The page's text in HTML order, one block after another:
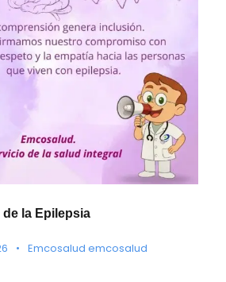
la Epilepsia
• Emcosalud emcosalud